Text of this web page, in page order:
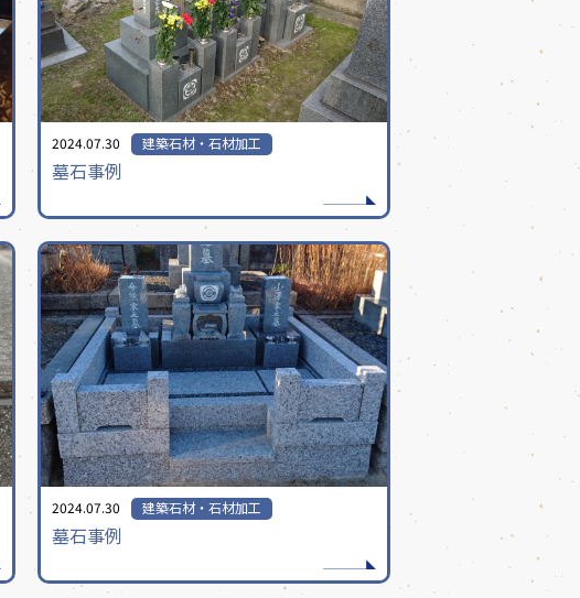
2024.07.30 建築石材・石材加工
墓石事例
2024.07.30 建築石材・石材加工
墓石事例